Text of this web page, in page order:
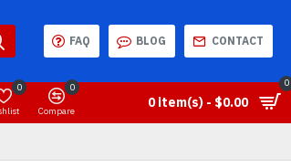
FAQ BLOG CONTACT
0
Compare
0
0 item(s) - $0.00
0